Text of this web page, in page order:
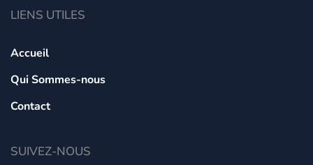
LIENS UTILES
Accueil
Qui Sommes-nous
Contact
SUIVEZ-NOUS